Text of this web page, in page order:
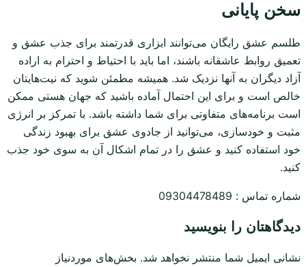
سخن پایانی
طلسم عشق رایگان می‌توانند ابزاری قدرتمند برای جذب عشق و
تعمیق روابط عاشقانه باشند، اما باید با احتیاط و احترام به اراده
آزاد دیگران به آنها نزدیک شد. همیشه مطمئن شوید که نیت‌هایتان
خالص است و برای این احتمال آماده باشید که جهان هستی ممکن
است برنامه‌های متفاوتی برای شما داشته باشد. با تمرکز بر انرژی
مثبت و خودسازی، می‌توانید از جادوی عشق برای بهبود زندگی
خود استفاده کنید و عشق را در تمام اشکال آن به سوی خود جذب
کنید.
شماره تماس : 09304478489
دیدگاهتان را بنویسید
نشانی ایمیل شما منتشر نخواهد شد. بخش‌های موردنیاز